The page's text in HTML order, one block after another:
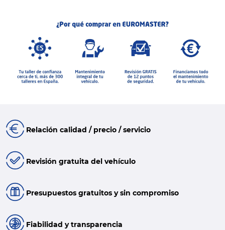
Relación calidad / precio / servicio
Revisión gratuita del vehículo
Presupuestos gratuitos y sin compromiso
Fiabilidad y transparencia